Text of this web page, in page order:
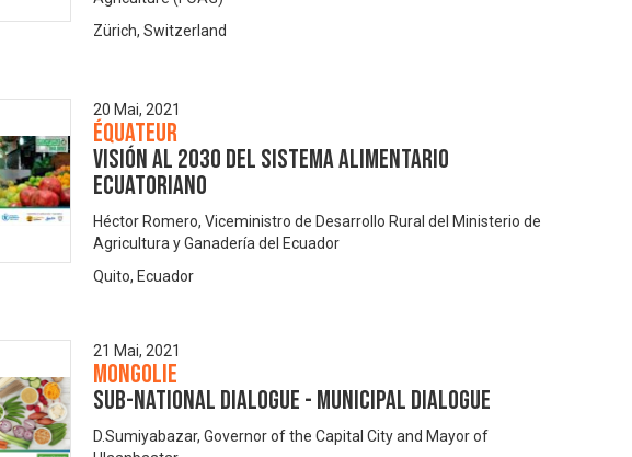
Zürich, Switzerland
20 Mai, 2021
Équateur
Visión al 2030 del Sistema Alimentario
Ecuatoriano
Héctor Romero, Viceministro de Desarrollo Rural del Ministerio de
Agricultura y Ganadería del Ecuador
Quito, Ecuador
21 Mai, 2021
Mongolie
Sub-national dialogue - Municipal dialogue
D.Sumiyabazar, Governor of the Capital City and Mayor of